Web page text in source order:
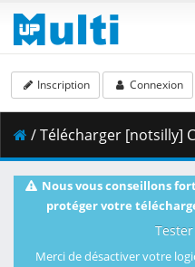
Inscription Connexion
/ Télécharger [notsilly] Cyberpunk Edgerunners - S01E10 (WEB-
Nous vous conseillons
protéger votre
Merci de désactiver votre